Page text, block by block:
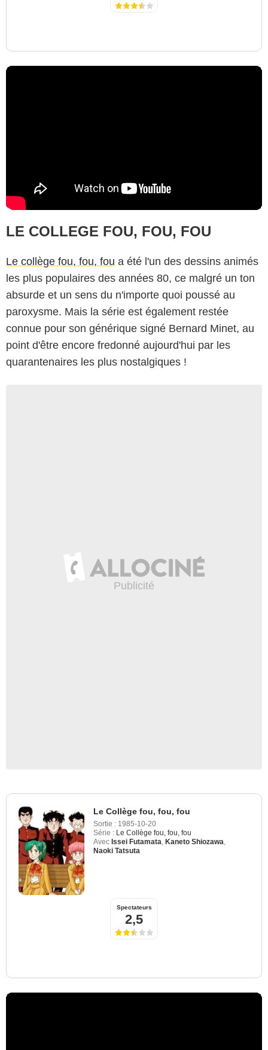
LE COLLEGE FOU, FOU, FOU
Le collège fou, fou, fou a été l'un des dessins animés
les plus populaires des années 80, ce malgré un ton
absurde et un sens du n'importe quoi poussé au
paroxysme. Mais la série est également restée
connue pour son générique signé Bernard Minet, au
point d'être encore fredonné aujourd'hui par les
quarantenaires les plus nostalgiques !
Le Collège fou, fou, fou
Sortie : 1985-10-20
Série : Le Collège fou, fou, fou
Avec Issei Futamata, Kaneto Shiozawa,
Naoki Tatsuta
Spectateurs
2,5